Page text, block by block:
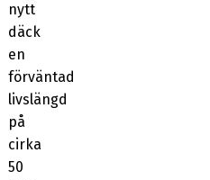
nytt
däck
en
förväntad
livslängd
på
cirka
50